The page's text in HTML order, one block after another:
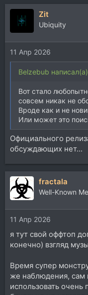
а
и
и
:
Zit
Ubiquity
11 Апр 2026
Belzebub
Вот стало
совсем никак не
Вроде как и не
Или может это
Официального
обсуждающих нет...
fractala
Well-Known
11 Апр 2026
я тут свой оффтоп
конечно) взгляд
Время супер
же наблюдения, сам
использовать очень